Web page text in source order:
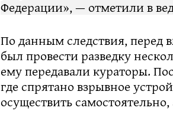
Федерации», — отметили в
По данным следствия,
был провести разведку
ему передавали кураторы.
где спрятано взрывное
осуществить